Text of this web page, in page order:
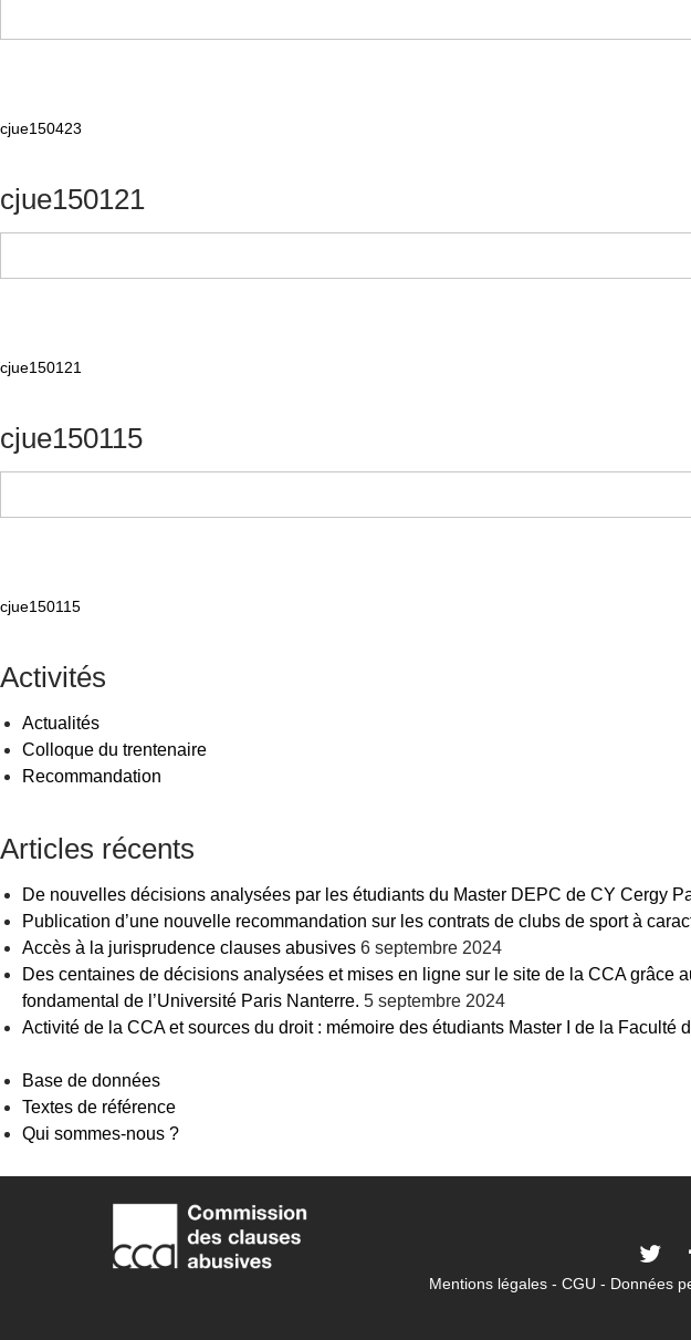
cjue150423
cjue150121
cjue150121
cjue150115
cjue150115
Activités
Actualités
Colloque du trentenaire
Recommandation
Articles récents
De nouvelles décisions analysées par les étudiants du Master DEPC de CY Cergy
Publication d’une nouvelle recommandation sur les contrats de clubs de sport à
Accès à la jurisprudence clauses abusives 6 septembre 2024
Des centaines de décisions analysées et mises en ligne sur le site de la CCA
fondamental de l’Université Paris Nanterre. 5 septembre 2024
Activité de la CCA et sources du droit : mémoire des étudiants Master I de la Faculté
Base de données
Textes de référence
Qui sommes-nous ?
Mentions légales CGU Données